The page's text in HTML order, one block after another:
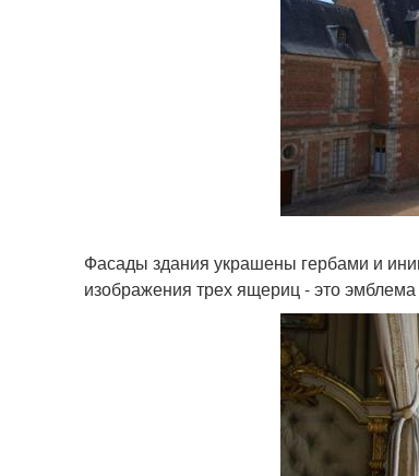
Фасады здания украшены гербами и
изображения трех ящериц - это